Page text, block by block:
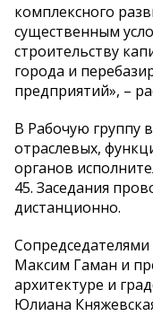
комплексного
существенным
строительству
города и
предприятий», –
В Рабочую группу
отраслевых,
органов
45. Заседания
дистанционно.
Максим Гаман и
архитектуре и
Юлиана